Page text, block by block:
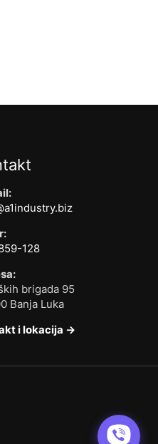
128
brigada 95
Banja Luka
i lokacija →